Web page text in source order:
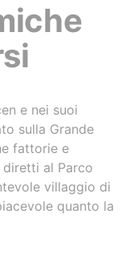
e nei suoi
sulla Grande
fattorie e
diretti al Parco
villaggio di
quanto la